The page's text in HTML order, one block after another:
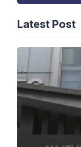
Latest Post